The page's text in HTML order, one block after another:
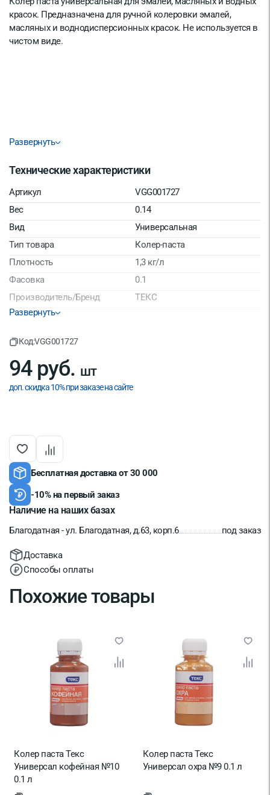
красок. Предназначена для ручной колеровки эмалей,
масляных и воднодисперсионных красок. Не используется в
чистом виде.
Развернуть
Технические характеристики
Артикул
VGG001727
Вес
0.14
Вид
Универсальная
Тип товара
Колер-паста
Плотность
1,3 кг/л
Фасовка
0.1
Производитель/Бренд
ТЕКС
Срок годности
Развернуть
Код:VGG001727
94 руб. шт
доп. скидка 10% при заказе на сайте
Бесплатная доставка от 30 000
-10% на первый заказ
Наличие на наших базах
Благодатная - ул. Благодатная, д.63, корп.6 под заказ
Доставка
Способы оплаты
Похожие товары
Колер паста Текс
Универсал кофейная №10
0.1 л
Колер паста Текс
Универсал охра №9 0.1 л